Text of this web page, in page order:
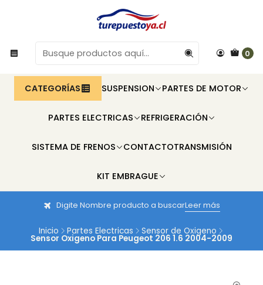
0
CATEGORÍAS SUSPENSION PARTES DE MOTOR
PARTES ELECTRICAS REFRIGERACIÓN
SISTEMA DE FRENOS CONTACTOTRANSMISIÓN
KIT EMBRAGUE
Digite Nombre producto a buscarLeer más
Inicio Partes Electricas Sensor de Oxigeno
Sensor Oxigeno Para Peugeot 206 1.6 2004-2009